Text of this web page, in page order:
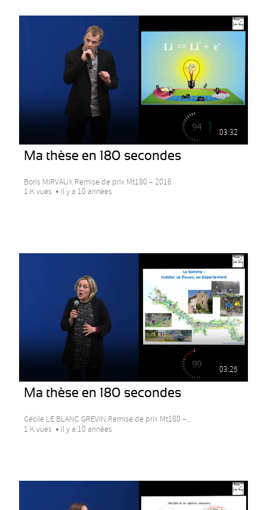
03:32
Ma thèse en 180 secondes
Boris MIRVAUX Remise de prix Mt180 – 2016
1 K vues
Il y a 10 années
03:25
Ma thèse en 180 secondes
Cécile LE BLANC GREVIN Remise de prix Mt180 –...
1 K vues
Il y a 10 années